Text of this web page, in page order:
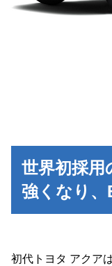
世界初採用
強くなり、
初代トヨタ アクア